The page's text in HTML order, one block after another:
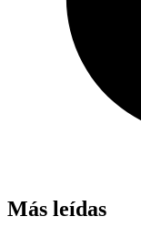
Más leídas